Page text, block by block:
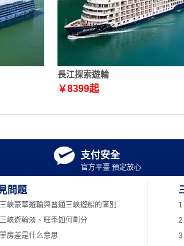
長江探索遊輪
￥8399起
 支付安全
官方平臺 預定放心
問題
峽豪華遊輪與普通三峽遊船的區別
峽遊輪淡、旺季如何劃分
房差是什么意思
2
3